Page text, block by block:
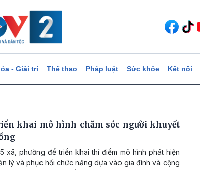
- Giải trí Thể thao Pháp luật Sức khỏe Kết nối
khai mô hình chăm sóc người khuyết
xã, phường để triển khai thí điểm mô hình phát hiện
lý và phục hồi chức năng dựa vào gia đình và cộng